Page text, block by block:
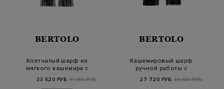
BERTOLO
Клетчатый шарф из
мягкого кашемира с
33 520 РУБ. 41 900 РУБ.
BERTOLO
Кашемировый шарф
ручной работы с
27 720 РУБ. 39 600 РУБ.